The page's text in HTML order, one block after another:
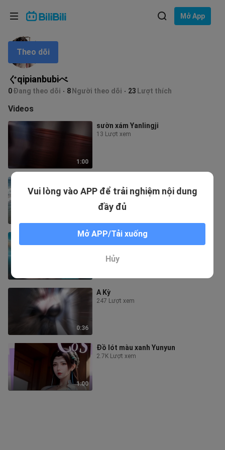
Mở App
ぐqipianbubiべ
0Đang theo dõi 8 Người theo dõi 23 Lượt thích
Theo dõi
Videos
1:00
sườn xám Yanlingji
13 Lượt xem
67 Lượt xem
Đoán xem cô ấy là ai
597 Lượt xem
0:36
A Kỳ
247 Lượt xem
1:00
Đồ lót màu xanh Yunyun
2.7K Lượt xem
Vui lòng vào APP để trải nghiệm nội dung
đầy đủ
Mở APP/Tải xuống
Hủy
Ngôn ngữ: Tiếng Việt
Lựa chọn ngôn ngữ
English
ภาษาไทย
Tiếng Việt